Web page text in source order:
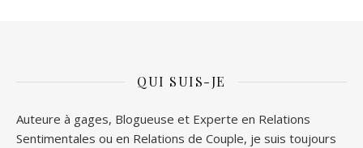
QUI SUIS-JE
Auteure à gages, Blogueuse et Experte en Relations
Sentimentales ou en Relations de Couple, je suis toujours